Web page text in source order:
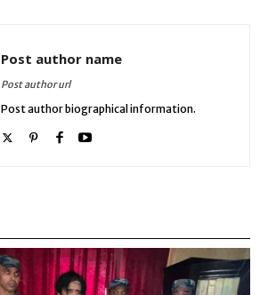
Post author name
Post author url
Post author biographical information.